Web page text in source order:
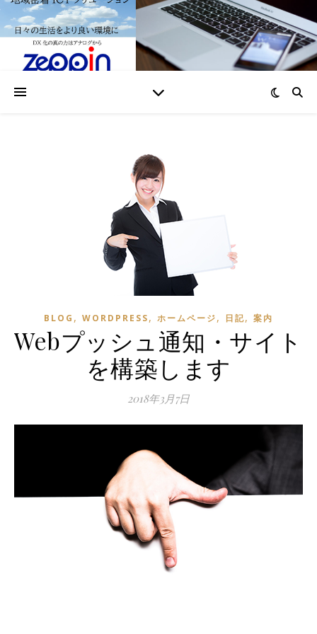
BLOG , WORDPRESS, ホームページ, 日記, 案内
Webプッシュ通知・サイト
を構築します
2018年3月7日